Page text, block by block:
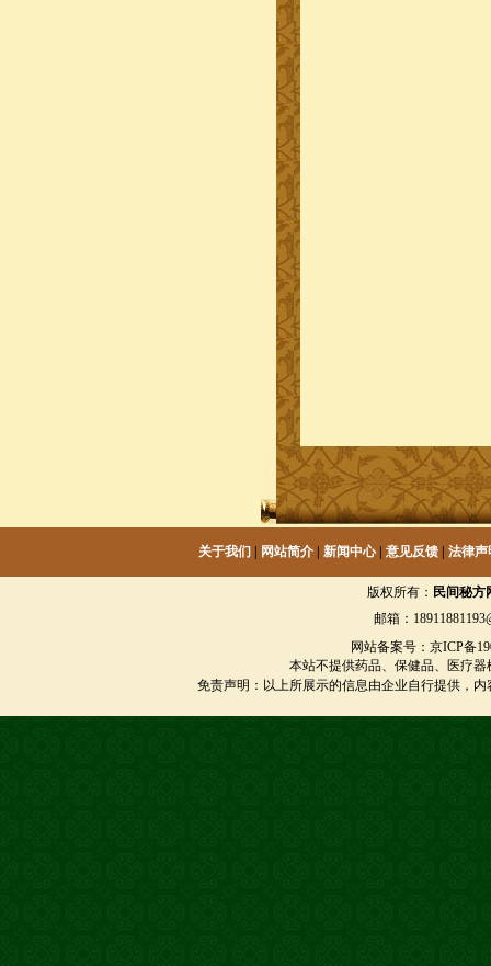
关于我们 网站简介 新闻中心| 意见反馈 法律声
版权所有： 民间秘方
邮箱：
网站备案号：京ICP备
本站不提供药品、保健品、医疗
免责声明：以上所展示的信息由企业自行提供，